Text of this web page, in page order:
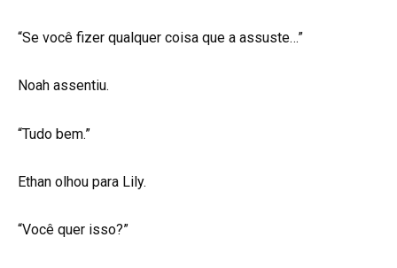
“Se você fizer qualquer coisa que a assuste…”
Noah assentiu.
“Tudo bem.”
Ethan olhou para Lily.
“Você quer isso?”